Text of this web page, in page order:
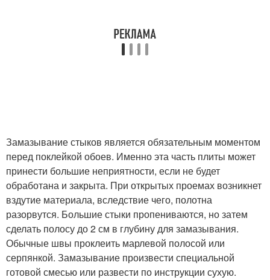
Замазывание стыков является обязательным моментом
перед поклейкой обоев. Именно эта часть плиты может
принести большие неприятности, если не будет
обработана и закрыта. При открытых проемах возникнет
вздутие материала, вследствие чего, полотна
разорвутся. Большие стыки пропениваются, но затем
сделать полосу до 2 см в глубину для замазывания.
Обычные швы проклеить марлевой полосой или
серпянкой. Замазывание произвести специальной
готовой смесью или развести по инструкции сухую.